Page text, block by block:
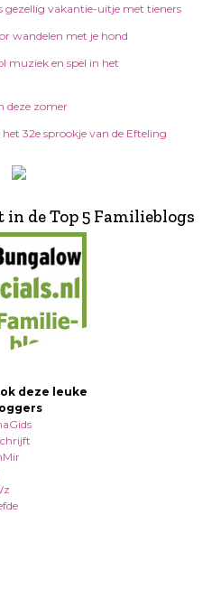
gezellig vakantie-uitje met tieners
wandelen met je hond
muziek en spel in het
deze zomer
32e sprookje van de Efteling
in de Top 5 Familieblogs
deze leuke